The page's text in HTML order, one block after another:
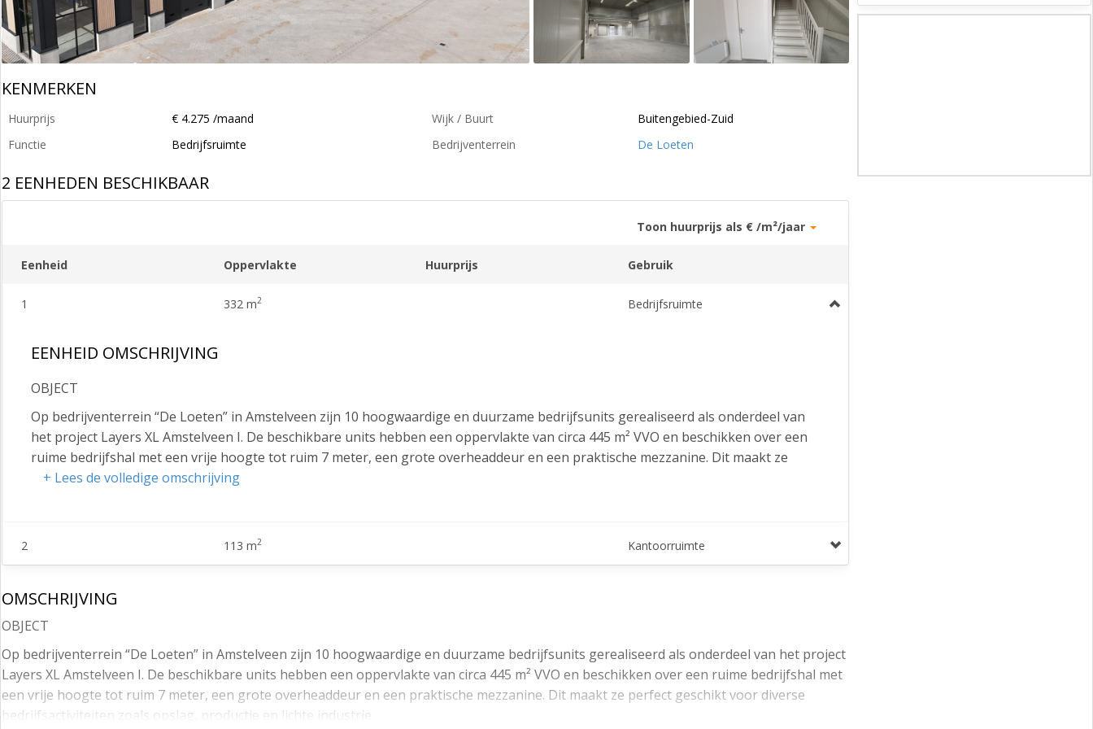
KENMERKEN
Huurprijs
€ 4.275 /maand
Functie
Bedrijfsruimte
Wijk / Buurt
Buitengebied-Zuid
Bedrijventerrein
De Loeten
2 EENHEDEN BESCHIKBAAR
Toon huurprijs als € /m²/jaar
Eenheid Oppervlakte Huurprijs Gebruik
1 332 m2 Bedrijfsruimte
EENHEID OMSCHRIJVING
OBJECT
Op bedrijventerrein “De Loeten” in Amstelveen zijn 10 hoogwaardige en duurzame bedrijfsunits gerealiseerd als onderdeel van
het project Layers XL Amstelveen I. De beschikbare units hebben een oppervlakte van circa 445 m² VVO en beschikken over een
ruime bedrijfshal met een vrije hoogte tot ruim 7 meter, een grote overheaddeur en een praktische mezzanine. Dit maakt ze
perfect geschikt voor diverse bedrijfsactiviteiten zoals opslag, productie en lichte industrie.
gasloze ontwerp met 20 zonnepanelen bij aan een duurzame bedrijfsvoering. Elke unit beschikt over 5 eigen parkeerplaatsen
direct voor de deur.
Interesse? Neem contact op voor meer verhuurinformatie en de actuele beschikbaarheid!
BOUWJAAR
2024/2025.
LOCATIE
De bedrijfsunits bevinden zich op bedrijventerrein De Loeten, direct langs de nieuwe N201, in het zuiden van de gemeente
+ Lees de volledige omschrijving
2 113 m2 Kantoorruimte
OMSCHRIJVING
OBJECT
Op bedrijventerrein “De Loeten” in Amstelveen zijn 10 hoogwaardige en duurzame bedrijfsunits gerealiseerd als onderdeel van het project
Layers XL Amstelveen I. De beschikbare units hebben een oppervlakte van circa 445 m² VVO en beschikken over een ruime bedrijfshal met
een vrije hoogte tot ruim 7 meter, een grote overheaddeur en een praktische mezzanine. Dit maakt ze perfect geschikt voor diverse
bedrijfsactiviteiten zoals opslag, productie en lichte industrie.